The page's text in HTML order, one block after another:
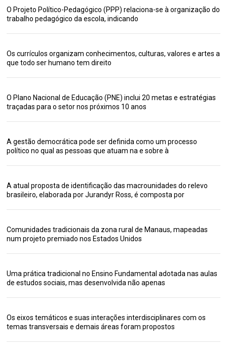
O Projeto Político-Pedagógico (PPP) relaciona-se à organização do
trabalho pedagógico da escola, indicando
Os currículos organizam conhecimentos, culturas, valores e artes a
que todo ser humano tem direito
O Plano Nacional de Educação (PNE) inclui 20 metas e estratégias
traçadas para o setor nos próximos 10 anos
A gestão democrática pode ser definida como um processo
político no qual as pessoas que atuam na e sobre à
A atual proposta de identificação das macrounidades do relevo
brasileiro, elaborada por Jurandyr Ross, é composta por
Comunidades tradicionais da zona rural de Manaus, mapeadas
num projeto premiado nos Estados Unidos
Uma prática tradicional no Ensino Fundamental adotada nas aulas
de estudos sociais, mas desenvolvida não apenas
Os eixos temáticos e suas interações interdisciplinares com os
temas transversais e demais áreas foram propostos